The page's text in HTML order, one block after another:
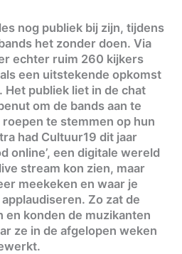
nog publiek bij zijn, tijdens
het zonder doen. Via
echter ruim 260 kijkers
een uitstekende opkomst
publiek liet in de chat
om de bands aan te
te stemmen op hun
had Cultuur19 dit jaar
online’, een digitale wereld
stream kon zien, maar
meekeken en waar je
Zo zat de
en konden de muzikanten
ze in de afgelopen weken